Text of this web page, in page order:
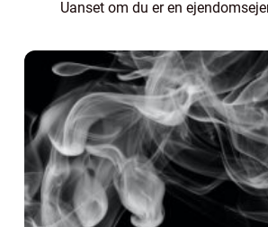
Uanset om du er en
ekspertise og opn&ar...